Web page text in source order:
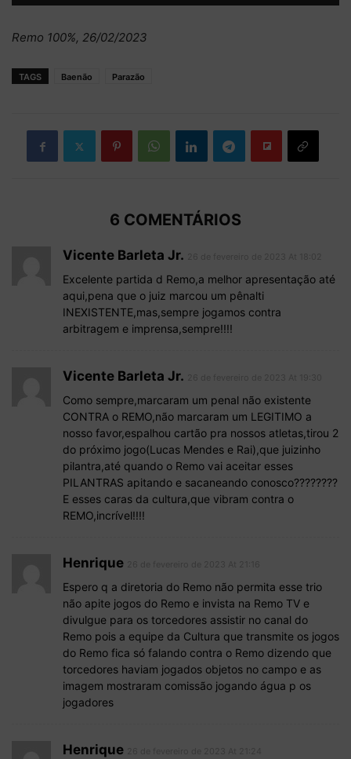
Remo 100%, 26/02/2023
TAGS Baenão Parazão
6 COMENTÁRIOS
Vicente Barleta Jr.
Excelente partida d Remo,a melhor apresentação até
aqui,pena que o juiz marcou um pênalti
INEXISTENTE,mas,sempre jogamos contra
arbitragem e imprensa,sempre!!!!
Vicente Barleta Jr.
Como sempre,marcaram um penal não existente
CONTRA o REMO,não marcaram um LEGITIMO a
nosso favor,espalhou cartão pra nossos atletas,tirou 2
do próximo jogo(Lucas Mendes e Rai),que juizinho
pilantra,até quando o Remo vai aceitar esses
PILANTRAS apitando e sacaneando conosco????????
E esses caras da cultura,que vibram contra o
REMO,incrível!!!!
Henrique
Espero q a diretoria do Remo não permita esse trio
não apite jogos do Remo e invista na Remo TV e
divulgue para os torcedores assistir no canal do
Remo pois a equipe da Cultura que transmite os jogos
do Remo fica só falando contra o Remo dizendo que
torcedores haviam jogados objetos no campo e as
imagem mostraram comissão jogando água p os
jogadores
Henrique